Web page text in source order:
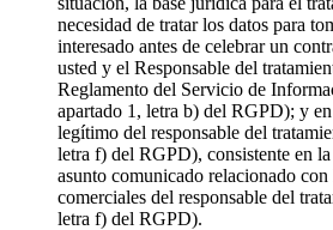
necesidad de tratar los datos para
interesado antes de celebrar un
usted y el Responsable del
Reglamento del Servicio de
apartado 1, letra b) del RGPD); y
legítimo del responsable del
letra f) del RGPD), consistente en
asunto comunicado relacionado con
comerciales del responsable del
letra f) del RGPD).